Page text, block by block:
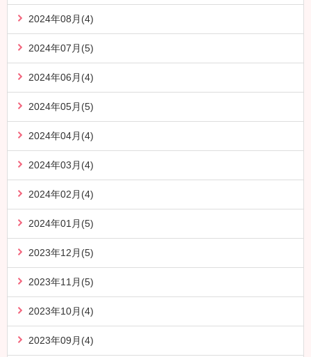
2024年08月(4)
2024年07月(5)
2024年06月(4)
2024年05月(5)
2024年04月(4)
2024年03月(4)
2024年02月(4)
2024年01月(5)
2023年12月(5)
2023年11月(5)
2023年10月(4)
2023年09月(4)